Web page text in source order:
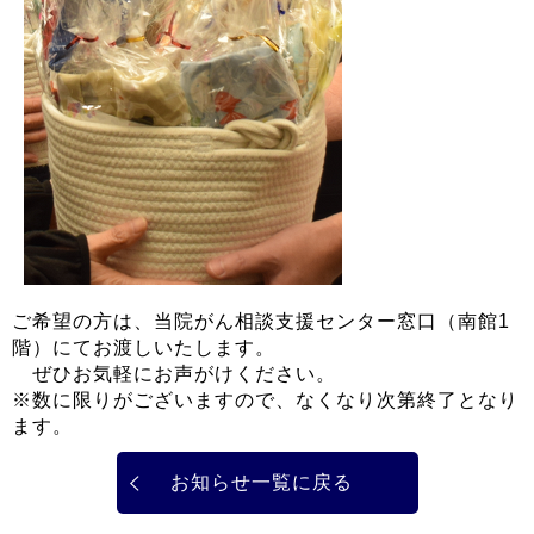
ご希望の方は、当院がん相談支援センター窓口（南館1
階）にてお渡しいたします。
ぜひお気軽にお声がけください。
※数に限りがございますので、なくなり次第終了となり
ます。
お知らせ一覧に戻る